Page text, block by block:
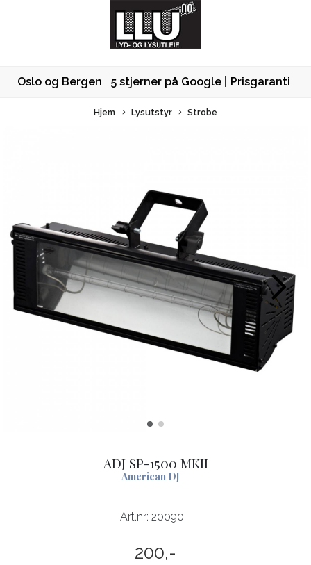
Oslo og Bergen 5 stjerner på Google Prisgaranti
Hjem Lysutstyr Strobe
ADJ SP-1500 MKII
American DJ
Art.nr: 20090
200,-